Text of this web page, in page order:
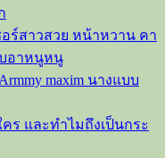
อร์สาวสวย หน้าหวาน คา
อาหนูหนู
maxim นางแบบ
ร และทำไมถึงเป็นกระ